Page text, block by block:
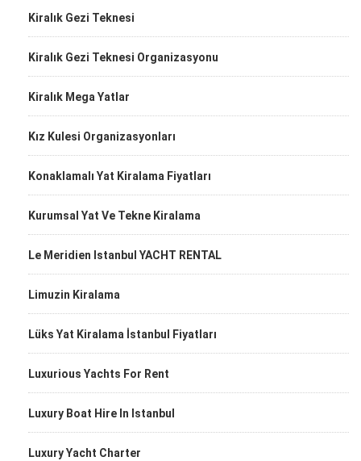
Kiralık Gezi Teknesi
Kiralık Gezi Teknesi Organizasyonu
Kiralık Mega Yatlar
Kız Kulesi Organizasyonları
Konaklamalı Yat Kiralama Fiyatları
Kurumsal Yat Ve Tekne Kiralama
Le Meridien Istanbul YACHT RENTAL
Limuzin Kiralama
Lüks Yat Kiralama İstanbul Fiyatları
Luxurious Yachts For Rent
Luxury Boat Hire In Istanbul
Luxury Yacht Charter